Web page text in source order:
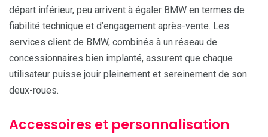
départ inférieur, peu arrivent à égaler BMW en termes de
fiabilité technique et d’engagement après-vente. Les
services client de BMW, combinés à un réseau de
concessionnaires bien implanté, assurent que chaque
utilisateur puisse jouir pleinement et sereinement de son
deux-roues.
Accessoires et personnalisation